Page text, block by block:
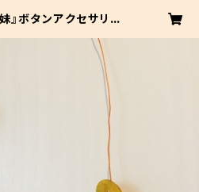
』ボタンアクセサリー